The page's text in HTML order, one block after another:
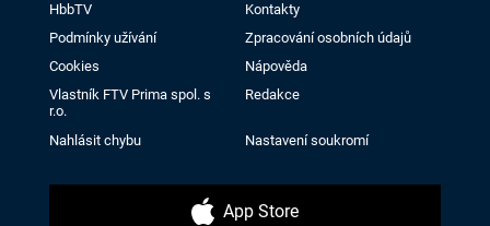
HbbTV
Kontakty
Podmínky užívání
Zpracování osobních údajů
Cookies
Nápověda
Vlastník FTV Prima spol. s
r.o.
Redakce
Nahlásit chybu Nastavení soukromí
App Store